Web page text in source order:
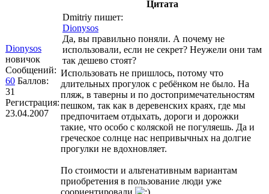
Dionysos
новичок
Сообщений:
60 Баллов:
31
Регистрация:
23.04.2007
Цитата
Dmitriy пишет:
Dionysos
Да, вы правильно поняли. А почему не
использовали, если не секрет? Неужели они там
так дешево стоят?
Использовать не пришлось, потому что
длительных прогулок с ребёнком не было. На
пляж, в таверны и по достопримечательностям
пешком, так как в деревенских краях, где мы
предпочитаем отдыхать, дороги и дорожки
такие, что особо с коляской не погуляешь. Да и
греческое солнце нас непривычных на долгие
прогулки не вдохновляет.
По стоимости и альтенативным вариантам
приобретения в пользование люди уже
соориентировали